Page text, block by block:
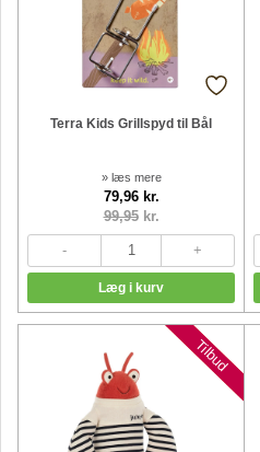
Terra Kids Grillspyd til Bål
» læs mere
79,96 kr.
99,95kr.
Nyheder
Tilbud